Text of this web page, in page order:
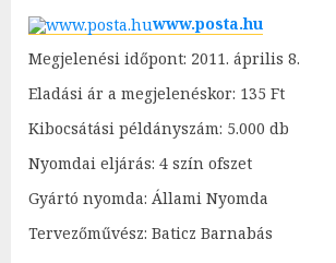
www.posta.hu
Megjelenési időpont: 2011. április 8.
Eladási ár a megjelenéskor: 135 Ft
Kibocsátási példányszám: 5.000 db
Nyomdai eljárás: 4 szín ofszet
Gyártó nyomda: Állami Nyomda
Tervezőművész: Baticz Barnabás